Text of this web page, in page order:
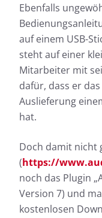
Ebenfalls
auf einem USB-
steht auf einer
Mitarbeiter mit
dafür, dass er
Auslieferung
hat.
Doch damit nicht
(https://
noch das Plugin
Version 7) und
kostenlosen